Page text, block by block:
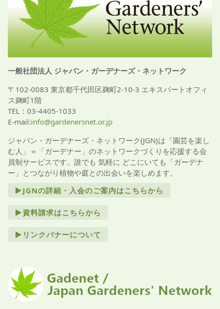
一般社団法人 ジャパン・ガーデナーズ・ネットワーク
〒102-0083 東京都千代田区麹町2-10-3 エキスパートオフィ
ス麹町1階
TEL：03-4405-1033
E-mail:info@gardenersnet.or.jp
ジャパン・ガーデナーズ・ネットワーク(JGN)は「園芸を楽し
む人」＝「ガーデナー」のネットワークづくりを応援する会
員制サービスです。誰でも 気軽に どこにいても「ガーデナ
ー」とつながり植物や庭との出会いを楽しめます。
►JGNの詳細・入会のご案内はこちらから
►資料請求はこちらから
►リンクバナーについて